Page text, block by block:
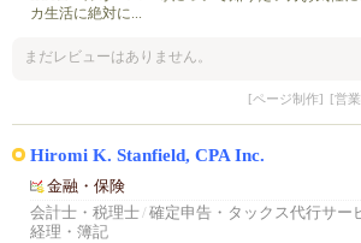
カ生活に絶対に...
まだレビューはありません。
[ページ制作] [営
Hiromi K. Stanfield, CPA Inc.
金融・保険
会計士・税理士/ 確定申告・タックス代行サー
経理・簿記